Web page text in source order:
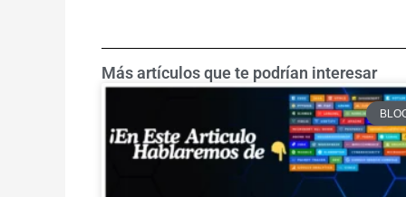
Más artículos que te podrían interesar